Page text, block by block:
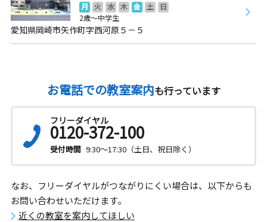
月 火 水 木 金 土
日
2歳～中学生
愛知県岡崎市矢作町字西河原５－５
お電話での教室案内も行っています
フリーダイヤル
0120-372-100
受付時間 9:30～17:30（土日、祝日除く）
なお、フリーダイヤルがつながりにくい場合は、以下からも
お問い合わせいただけます。
近くの教室を案内してほしい